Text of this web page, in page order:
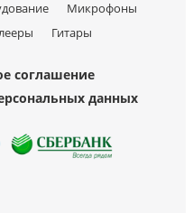
Микрофоны
Гитары
соглашение
данных